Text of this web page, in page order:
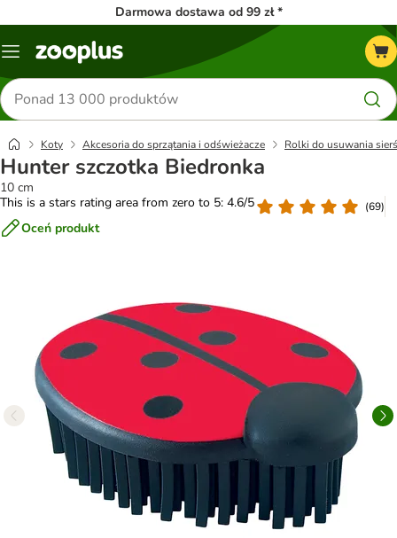
Darmowa dostawa od 99 zł *
Menu
Szukaj
produktów
Koty Akcesoria do sprzątania i odświeżacze Rolki do usuwania
Hunter szczotka Biedronka
10 cm
This is a stars rating area from zero to 5: 4.6/5
(69)
Oceń produkt